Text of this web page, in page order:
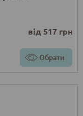
від 517 грн
Обрати